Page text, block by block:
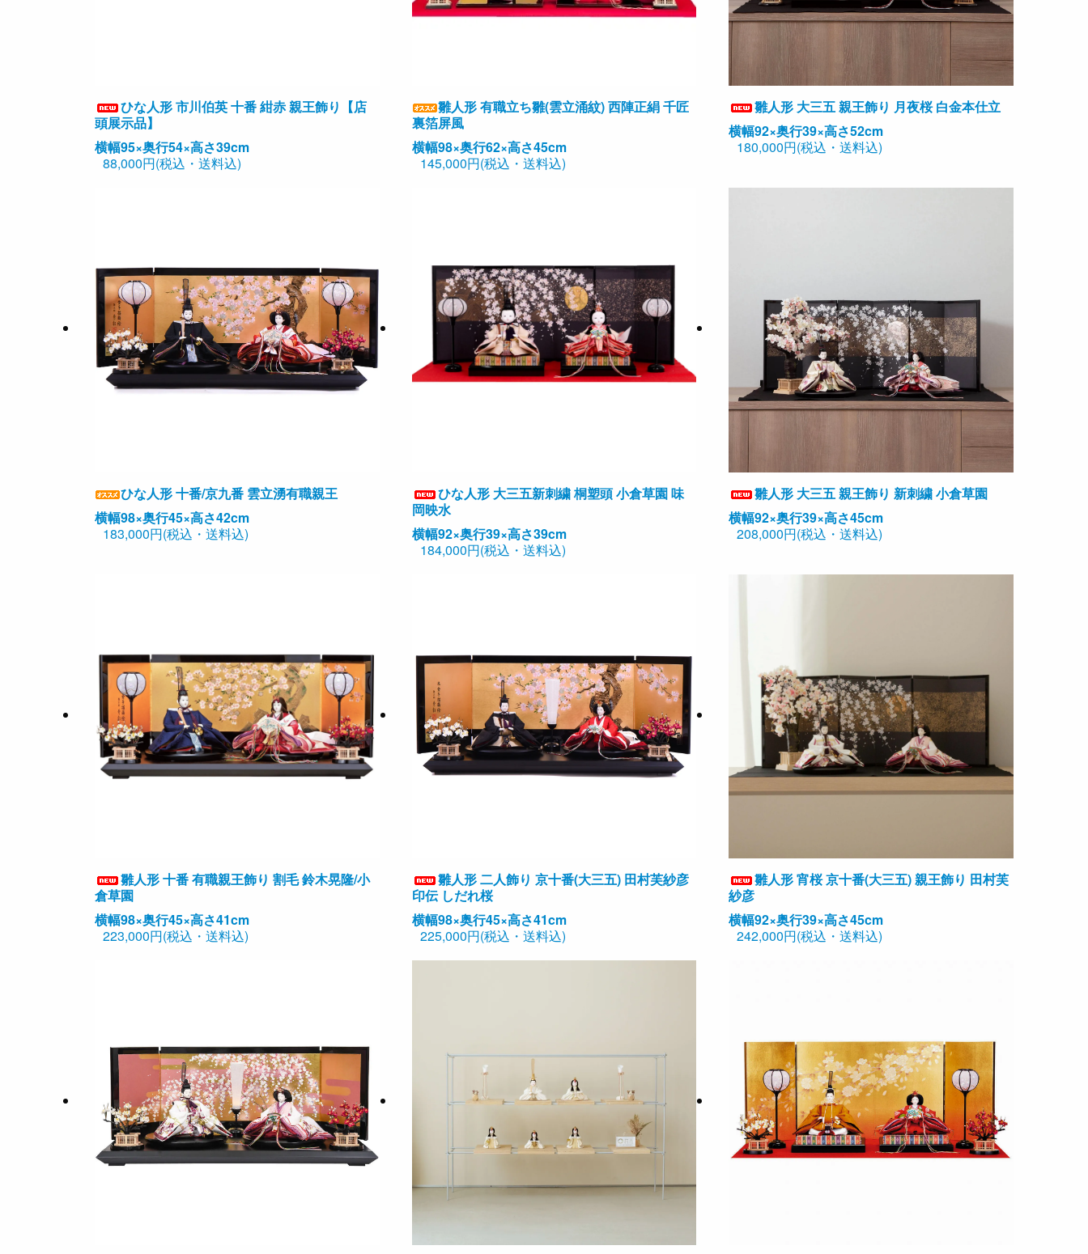
ひな人形 市川伯英 十番 紺赤 親王飾り【店
頭展示品】
横幅95×奥行54×高さ39cm
88,000円(税込・送料込)
雛人形 有職立ち雛(雲立涌紋) 西陣正絹 千匠
裏箔屏風
横幅98×奥行62×高さ45cm
145,000円(税込・送料込)
雛人形 大三五 親王飾り 月夜桜 白金本仕立
横幅92×奥行39×高さ52cm
180,000円(税込・送料込)
ひな人形 十番/京九番 雲立湧有職親王
横幅98×奥行45×高さ42cm
183,000円(税込・送料込)
ひな人形 大三五新刺繍 桐塑頭 小倉草園 味
岡映水
横幅92×奥行39×高さ39cm
184,000円(税込・送料込)
雛人形 大三五 親王飾り 新刺繍 小倉草園
横幅92×奥行39×高さ45cm
208,000円(税込・送料込)
雛人形 十番 有職親王飾り 割毛 鈴木晃隆/小
倉草園
横幅98×奥行45×高さ41cm
223,000円(税込・送料込)
雛人形 二人飾り 京十番(大三五) 田村芙紗彦
印伝 しだれ桜
横幅98×奥行45×高さ41cm
225,000円(税込・送料込)
雛人形 宵桜 京十番(大三五) 親王飾り 田村芙
紗彦
横幅92×奥行39×高さ45cm
242,000円(税込・送料込)